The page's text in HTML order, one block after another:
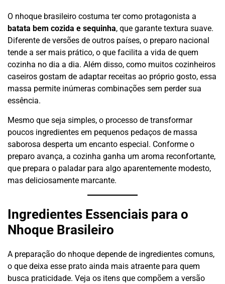
O nhoque brasileiro costuma ter como protagonista a
batata bem cozida e sequinha, que garante textura suave.
Diferente de versões de outros países, o preparo nacional
tende a ser mais prático, o que facilita a vida de quem
cozinha no dia a dia. Além disso, como muitos cozinheiros
caseiros gostam de adaptar receitas ao próprio gosto, essa
massa permite inúmeras combinações sem perder sua
essência.
Mesmo que seja simples, o processo de transformar
poucos ingredientes em pequenos pedaços de massa
saborosa desperta um encanto especial. Conforme o
preparo avança, a cozinha ganha um aroma reconfortante,
que prepara o paladar para algo aparentemente modesto,
mas deliciosamente marcante.
Ingredientes Essenciais para o
Nhoque Brasileiro
A preparação do nhoque depende de ingredientes comuns,
o que deixa esse prato ainda mais atraente para quem
busca praticidade. Veja os itens que compõem a versão